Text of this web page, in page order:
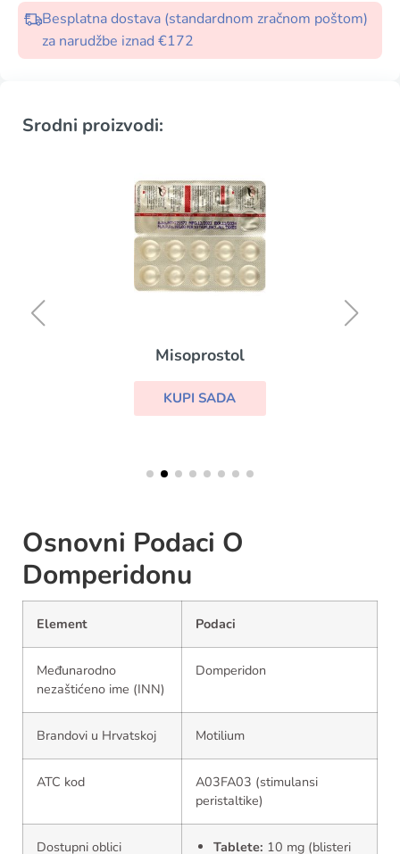
Besplatna dostava (standardnom zračnom poštom)
za narudžbe iznad €172
Srodni proizvodi:
Misoprostol
KUPI SADA
Osnovni Podaci O
Domperidonu
Element Podaci
Međunarodno
nezaštićeno ime (INN)
Domperidon
Brandovi u Hrvatskoj Motilium
ATC kod
A03FA03 (stimulansi
peristaltike)
Dostupni oblici Tablete: 10 mg (blisteri